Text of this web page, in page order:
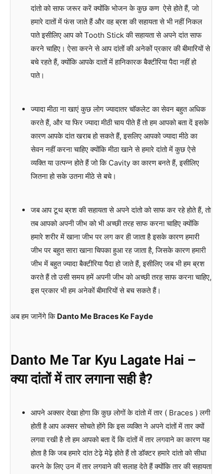
दांतो को साफ जरूर करें क्योंकि भोजन के कुछ कण ऐसे होते हैं, जो
हमारे दातों में फंस जाते हैं और वह ब्रश की सहायता से भी नहीं निकल
पाते इसीलिए आप को Tooth Stick की सहायता से अपने दांत साफ
करने चाहिए। ऐसा करने से आप दांतों की अनेकों प्रकार की बीमारियों से
बचे रहते हैं, क्योंकि आपके दातों में हानिकारक बैक्टीरिया पैदा नहीं हो
पाते।
ज्यादा मीठा ना खाएं कुछ लोग ज्यादातर चॉकलेट का सेवन बहुत अधिक
करते हैं, और या फिर ज्यादा मीठी चाय पीते हैं तो हम आपको बता दें इसके
कारण आपके दांत खराब हो सकते हैं, इसलिए आपको ज्यादा मीठे का
सेवन नहीं करना चाहिए क्योंकि मीठा खाने से हमारे दांतो में कुछ ऐसे
व्यक्ति या उत्पन्न होते हैं जो कि Cavity का कारण बनते हैं, इसीलिए
जितना हो सके उतना मीठे से बचे।
जब आप टूथ ब्रश की सहायता से अपने दांतो को साफ कर रहे होते हैं, तो
तब आपको अपनी जीभ को भी अच्छी तरह साफ करना चाहिए क्योंकि
हमारे शरीर में खाना जीभ पर लग कर ही जाता है इसके कारण हमारी
जीभ पर बहुत सारा खाना चिपका हुआ रह जाता है, जिसके कारण हमारी
जीभ में बहुत ज्यादा बैक्टीरिया पैदा हो जाते हैं, इसीलिए जब भी हम ब्रश
करते हैं तो उसी समय हमें अपनी जीभ को अच्छी तरह साफ करना चाहिए,
इस प्रकार भी हम अनेकों बीमारियों से बच सकते हैं।
अब हम जानेंगे कि Danto Me Braces Ke Fayde
Danto Me Tar Kyu Lagate Hai –
क्या दांतों में तार लगाना सही है?
आपने अक्सर देखा होगा कि कुछ लोगों के दांतो में तार ( Braces ) लगी
होती है आप अक्सर सोचते होंगे कि इस व्यक्ति ने अपने दांतों में तार क्यों
लगवा रखी है तो हम आपको बता दें कि दांतों में तार लगवाने का कारण यह
होता है कि जब हमारे दांत टेढ़े मेढ़े होते हैं तो डॉक्टर हमारे दांतो को सीधा
करने के लिए उन में तार लगवाने की सलाह देते हैं क्योंकि तार की सहायता